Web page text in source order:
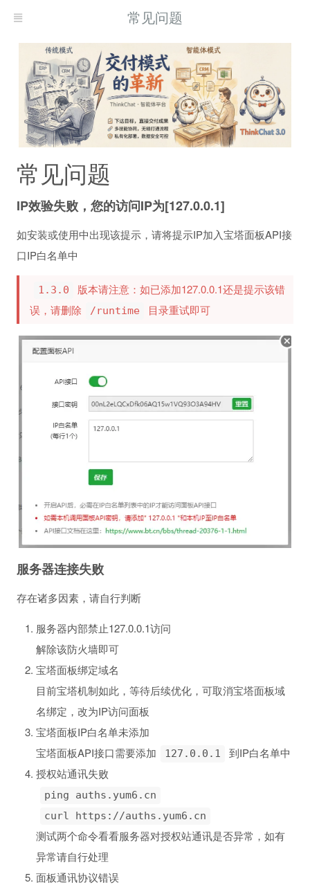
常见问题
常见问题
IP效验失败，您的访问IP为[127.0.0.1]
如安装或使用中出现该提示，请将提示IP加入宝塔面板API接
口IP白名单中
1.3.0
版本请注意：如已添加127.0.0.1还是提示该错
误，请删除
/runtime 目录重试即可
服务器连接失败
存在诸多因素，请自行判断
服务器内部禁止127.0.0.1访问
解除该防火墙即可
宝塔面板绑定域名
目前宝塔机制如此，等待后续优化，可取消宝塔面板域
名绑定，改为IP访问面板
宝塔面板IP白名单未添加
宝塔面板API接口需要添加
127.0.0.1
到IP白名单中
授权站通讯失败
ping auths.yum6.cn
curl https://auths.yum6.cn
测试两个命令看看服务器对授权站通讯是否异常，如有
异常请自行处理
面板通讯协议错误